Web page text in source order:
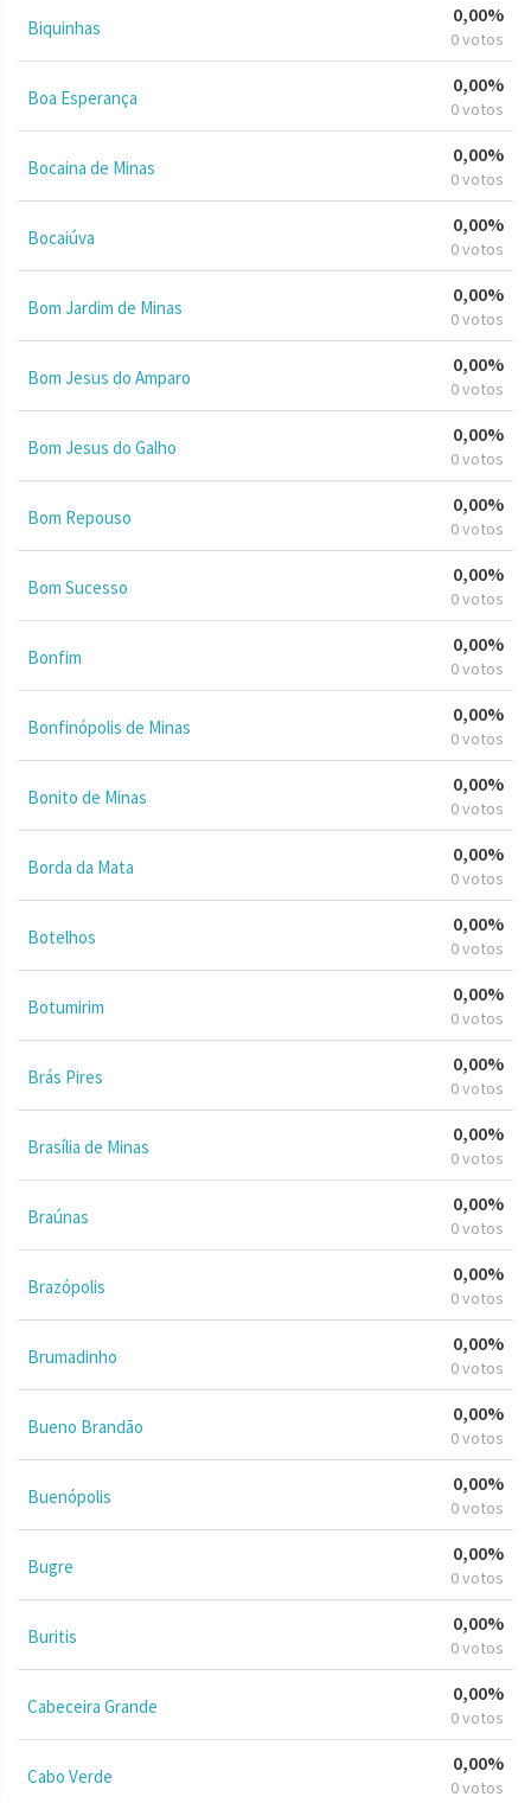
Biquinhas
0,00%
0 votos
Boa Esperança
0,00%
0 votos
Bocaina de Minas
0,00%
0 votos
Bocaiúva
0,00%
0 votos
Bom Jardim de Minas
0,00%
0 votos
Bom Jesus do Amparo
0,00%
0 votos
Bom Jesus do Galho
0,00%
0 votos
Bom Repouso
0,00%
0 votos
Bom Sucesso
0,00%
0 votos
Bonfim
0,00%
0 votos
Bonfinópolis de Minas
0,00%
0 votos
Bonito de Minas
0,00%
0 votos
Borda da Mata
0,00%
0 votos
Botelhos
0,00%
0 votos
Botumirim
0,00%
0 votos
Brás Pires
0,00%
0 votos
Brasília de Minas
0,00%
0 votos
Braúnas
0,00%
0 votos
Brazópolis
0,00%
0 votos
Brumadinho
0,00%
0 votos
Bueno Brandão
0,00%
0 votos
Buenópolis
0,00%
0 votos
Bugre
0,00%
0 votos
Buritis
0,00%
0 votos
Cabeceira Grande
0,00%
0 votos
Cabo Verde
0,00%
0 votos